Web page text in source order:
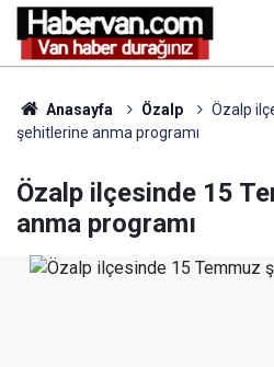
Anasayfa Özalp
Özalp
şehitlerine anma programı
Özalp ilçesinde 15
anma programı